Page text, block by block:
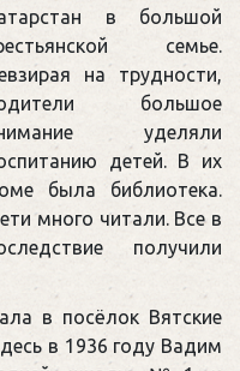
в большой
семье.
на трудности,
большое
уделяли
детей. В их
была библиотека.
много читали. Все в
получили
в посёлок Вятские
в 1936 году Вадим